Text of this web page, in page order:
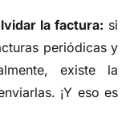
la factura: si
periódicas y
existe la
¡Y eso es